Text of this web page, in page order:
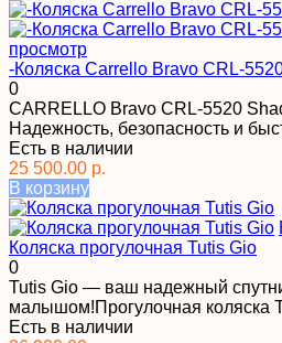
просмотр
-Коляска Carrello Bravo CRL-
0
CARRELLO Bravo CRL-5520
Надежность, безопасность и
Есть в наличии
25 500.00 р.
В корзину
Коляска прогулочная Tutis Gio
0
Tutis Gio — ваш надежный
малышом!Прогулочная коляска
Есть в наличии